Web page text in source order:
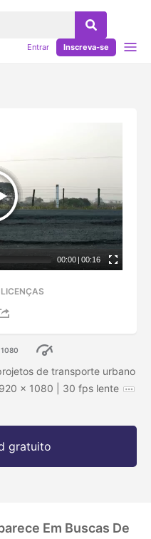
Entrar Inscreva-se
00:00 | 00:16
de transporte urbano
x 1080 | 30 fps lente
gratuito
Em Buscas De